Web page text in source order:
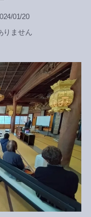
01/20
りません